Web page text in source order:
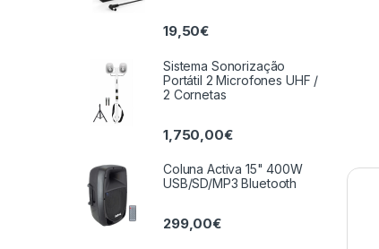
19,50€
Sistema Sonorização
Portátil 2 Microfones UHF /
2 Cornetas
1,750,00€
Coluna Activa 15" 400W
USB/SD/MP3 Bluetooth
299,00€